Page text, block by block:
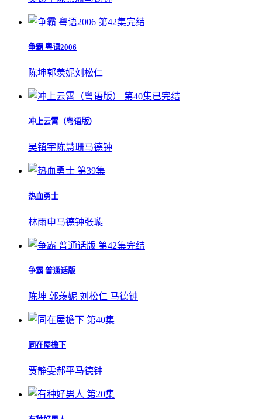
第42集完结
争霸 粤语2006
陈坤郭羡妮刘松仁
第40集已完结
冲上云霄（粤语版）
吴镇宇 陈慧珊马德钟
第39集
热血勇士
林雨申马德钟张璇
第42集完结
争霸 普通话版
陈坤 郭羡妮 刘松仁 马德钟
第40集
同在屋檐下
贾静雯郝平马德钟
第20集